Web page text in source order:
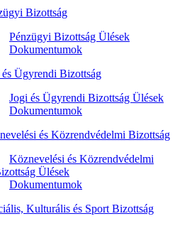
Bizottság
Pénzügyi Bizottság Ülések
Dokumentumok
és Ügyrendi Bizottság
Jogi és Ügyrendi Bizottság Ülések
Dokumentumok
és Közrendvédelmi Bizottság
Köznevelési és Közrendvédelmi
Ülések
Dokumentumok
Kulturális és Sport Bizottság